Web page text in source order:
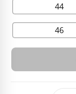
44
46